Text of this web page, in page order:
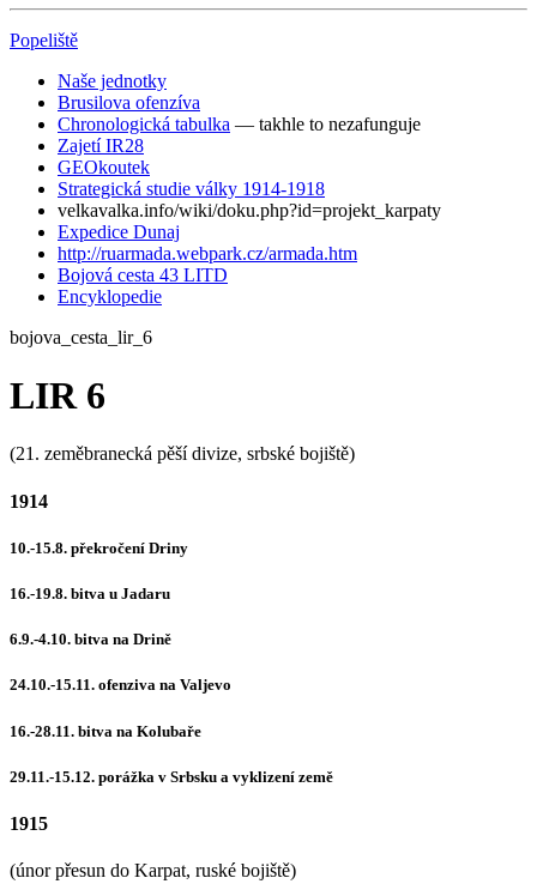
Popeliště
Naše jednotky
Brusilova ofenzíva
Chronologická tabulka — takhle to nezafunguje
Zajetí IR28
GEOkoutek
Strategická studie války 1914-1918
velkavalka.info/wiki/doku.php?id=projekt_karpaty
Expedice Dunaj
http://ruarmada.webpark.cz/armada.htm
Bojová cesta 43 LITD
Encyklopedie
bojova_cesta_lir_6
LIR 6
(21. zeměbranecká pěší divize, srbské bojiště)
1914
10.-15.8. překročení Driny
16.-19.8. bitva u Jadaru
6.9.-4.10. bitva na Drině
24.10.-15.11. ofenziva na Valjevo
16.-28.11. bitva na Kolubaře
29.11.-15.12. porážka v Srbsku a vyklizení země
1915
(únor přesun do Karpat, ruské bojiště)